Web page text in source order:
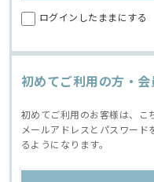
ログインしたままにする
初めてご利用の方・
初めてご利用のお客様は、こ
メールアドレスとパスワー
るようになります。